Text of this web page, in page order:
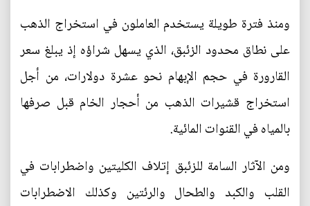
ومنذ فترة طويلة يستخدم العاملون في استخراج الذهب
على نطاق محدود الزئبق، الذي يسهل شراؤه إذ يبلغ سعر
القارورة في حجم الإبهام نحو عشرة دولارات، من أجل
استخراج قشيرات الذهب من أحجار الخام قبل صرفها
بالمياه في القنوات المائية.
ومن الآثار السامة للزئبق إتلاف الكليتين واضطرابات في
القلب والكبد والطحال والرئتين وكذلك الاضطرابات